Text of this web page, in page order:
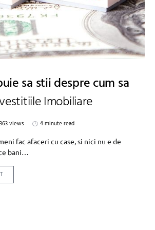
sa stii despre cum sa
Imobiliare
363 views
4 minute read
fac afaceri cu case, si nici nu e de
bani…